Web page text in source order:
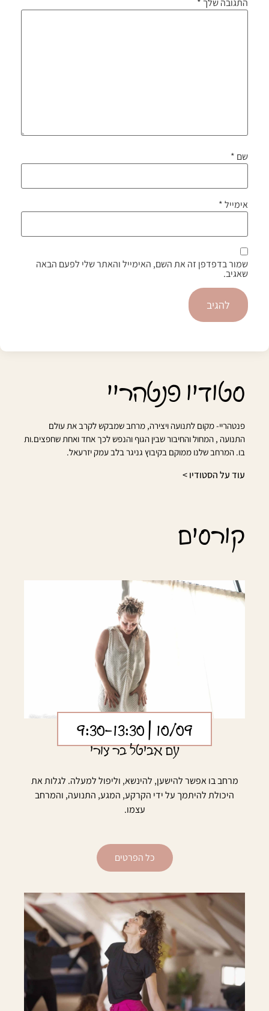
התגובה שלך *
שם *
אימייל*
שמור בדפדפן זה את השם, האימייל והאתר שלי לפעם הבאה
שאגיב.
סטודיו פנטהריי
פנטהריי- מקום לתנועה ויצירה, מרחב שמבקש לקרב את עולם
התנועה , המחול והחיבור שבין הגוף והנפש לכך אחד ואחת שחפצים.ות
בו. המרחב שלנו ממוקם בקיבוץ גניגר בלב עמק יזרעאל.
עוד על הסטודיו >
קורסים
10/09
| 9:30-13:30
עם אביטל בר צורי
מרחב בו אפשר להישען, להינשא, וליפול למעלה. לגלות את
היכולת להיתמך על ידי הקרקע, המגע, התנועה, והמרחב
עצמו.
כל הפרטים